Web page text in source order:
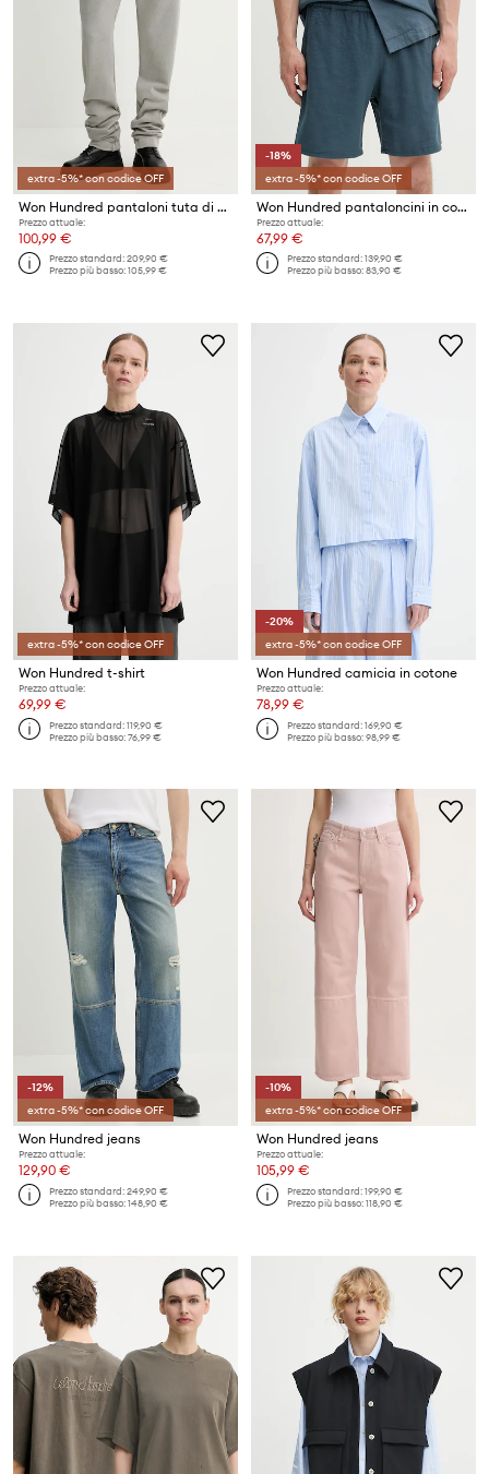
extra -5%* con codice OFF
Won Hundred pantaloni tuta di cotone
Prezzo attuale:
100,99 €
Prezzo standard:209,90 €
Prezzo più basso:105,99 €
-18%
extra -5%* con codice OFF
Won Hundred pantaloncini in cotone
Prezzo attuale:
67,99 €
Prezzo standard:139,90 €
Prezzo più basso:83,90 €
extra -5%* con codice OFF
Won Hundred t-shirt
Prezzo attuale:
69,99 €
Prezzo standard:119,90 €
Prezzo più basso:76,99 €
-20%
extra -5%* con codice OFF
Won Hundred camicia in cotone
Prezzo attuale:
78,99 €
Prezzo standard:169,90 €
Prezzo più basso:98,99 €
-12%
extra -5%* con codice OFF
Won Hundred jeans
Prezzo attuale:
129,90 €
Prezzo standard:249,90 €
Prezzo più basso:148,90 €
-10%
extra -5%* con codice OFF
Won Hundred jeans
Prezzo attuale:
105,99 €
Prezzo standard:199,90 €
Prezzo più basso:118,90 €